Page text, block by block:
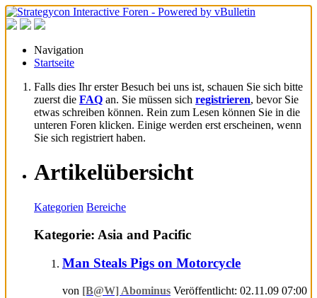
Navigation
Startseite
Falls dies Ihr erster Besuch bei uns ist, schauen Sie sich bitte
zuerst die FAQ an. Sie müssen sich registrieren, bevor Sie
etwas schreiben können. Rein zum Lesen können Sie in die
unteren Foren klicken. Einige werden erst erscheinen, wenn
Sie sich registriert haben.
Artikelübersicht
Kategorien Bereiche
Kategorie: Asia and Pacific
Man Steals Pigs on Motorcycle
von [B@W] Abominus Veröffentlicht: 02.11.09 07:00